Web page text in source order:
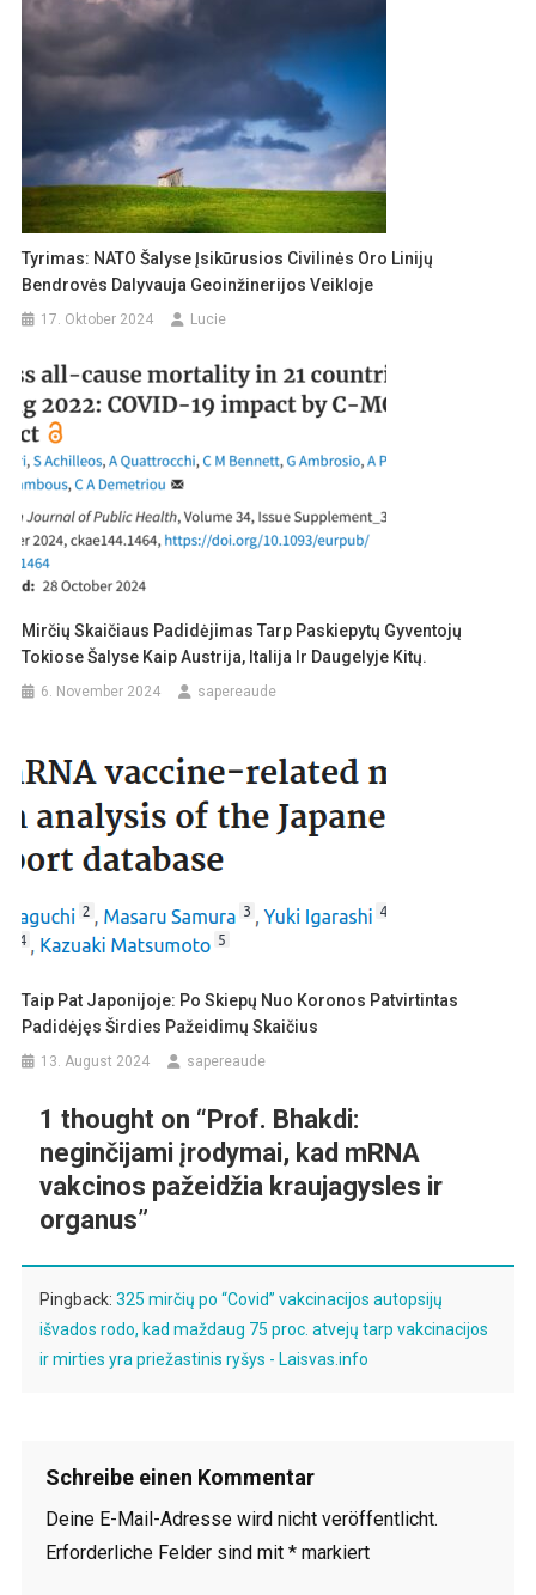
Tyrimas: NATO Šalyse Įsikūrusios Civilinės Oro Linijų
Bendrovės Dalyvauja Geoinžinerijos Veikloje
17. Oktober 2024 Lucie
Mirčių Skaičiaus Padidėjimas Tarp Paskiepytų Gyventojų
Tokiose Šalyse Kaip Austrija, Italija Ir Daugelyje Kitų.
6. November 2024 sapereaude
Taip Pat Japonijoje: Po Skiepų Nuo Koronos Patvirtintas
Padidėjęs Širdies Pažeidimų Skaičius
13. August 2024 sapereaude
1 thought on “ Prof. Bhakdi:
neginčijami įrodymai, kad mRNA
vakcinos pažeidžia kraujagysles ir
organus”
Pingback: 325 mirčių po “Covid” vakcinacijos autopsijų
išvados rodo, kad maždaug 75 proc. atvejų tarp vakcinacijos
ir mirties yra priežastinis ryšys - Laisvas.info
Schreibe einen Kommentar
Deine E-Mail-Adresse wird nicht veröffentlicht.
Erforderliche Felder sind mit *markiert